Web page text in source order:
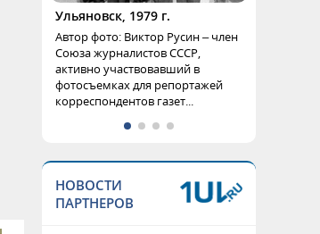
Ульяновск, 1979 г.
Автор фото: Виктор Русин – член
Союза журналистов СССР,
активно участвовавший в
фотосъемках для репортажей
корреспондентов газет...
НОВОСТИ
ПАРТНЕРОВ